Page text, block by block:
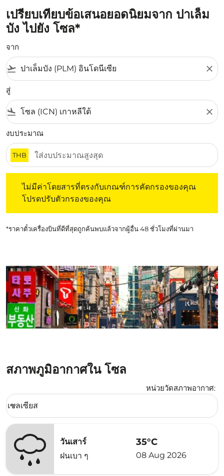
เปรียบเทียบข้อเสนอยอดนิยมจาก ปาเล็ม
บัง ไปยัง โซล*
จาก
flight_takeoff close
สู่
flight_land close
งบประมาณ
THB
ไม่มีค่าโดยสารที่ตรงกับเกณฑ์การคัดกรองของคุณ
โปรดปรับตัวกรองของคุณ
*ราคาตั๋วเครื่องบินที่ดีที่สุดถูกค้นพบแล้วจากผู้อื่น 48 ชั่วโมงที่ผ่านมา
สภาพภูมิอากาศใน โซล
หน่วยวัดสภาพอากาศ:
Weather unit option เซลเซียส Selected
เซลเซียส
keyboard_arrow_down
วันเสาร์
ฝนเบา ๆ
35°C
08 Aug 2026